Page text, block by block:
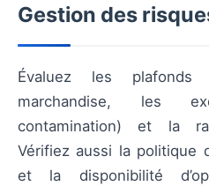
Gestion des
Évaluez les plafonds
marchandise, les
contamination) et la
Vérifiez aussi la politique
et la disponibilité